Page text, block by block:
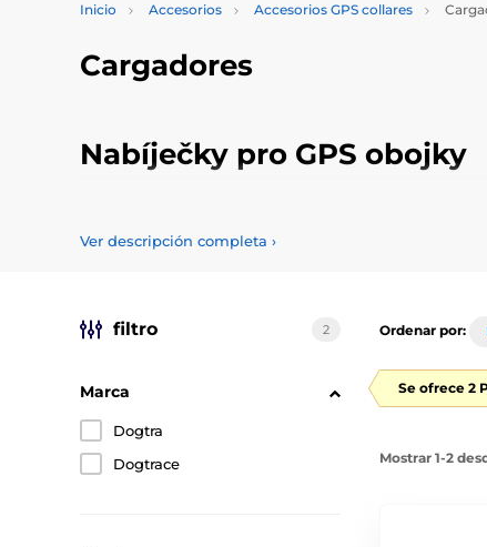
Inicio Accesorios Accesorios GPS collares
Cargadores
Nabíječky pro GPS obojky
Ver descripción completa ›
filtro 2
Marca
Dogtra
Dogtrace
Ordenar por:
Se ofrece 2
Mostrar 1-2